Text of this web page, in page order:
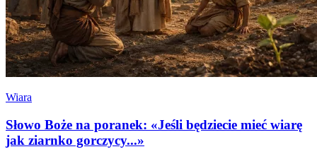
Wiara
Słowo Boże na poranek: «Jeśli będziecie mieć wiarę
jak ziarnko gorczycy...»